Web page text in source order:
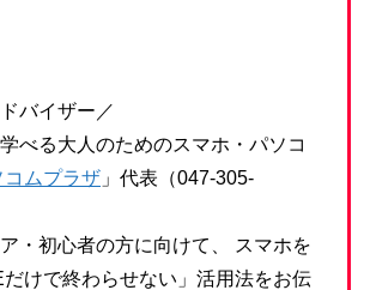
バイザー／
べる大人のためのスマホ・パソコ
コムプラザ 」代表（047-305-
・初心者の方に向けて、 スマホを
だけで終わらせない」活用法をお伝